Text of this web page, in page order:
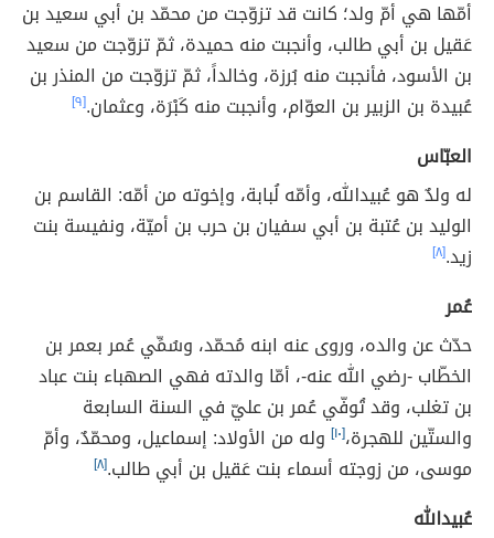
أمّها هي أمّ ولد؛ كانت قد تزوّجت من محمّد بن أبي سعيد بن
عَقيل بن أبي طالب، وأنجبت منه حميدة، ثمّ تزوّجت من سعيد
بن الأسود، فأنجبت منه بُرزة، وخالداً، ثمّ تزوّجت من المنذر بن
عُبيدة بن الزبير بن العوّام، وأنجبت منه كَبْرَة، وعثمان.[٩]
العبّاس
له ولدٌ هو عُبيدالله، وأمّه لُبابة، وإخوته من أمّه: القاسم بن
الوليد بن عُتبة بن أبي سفيان بن حرب بن أميّة، ونفيسة بنت
زيد.[٨]
عُمر
حدّث عن والده، وروى عنه ابنه مُحمّد، وسُمِّي عُمر بعمر بن
الخطّاب -رضي الله عنه-، أمّا والدته فهي الصهباء بنت عباد
بن تغلب، وقد تُوفّي عُمر بن عليّ في السنة السابعة
والستّين للهجرة،[١٠]
وله من الأولاد: إسماعيل، ومحمّدٌ، وأمّ
موسى، من زوجته أسماء بنت عَقيل بن أبي طالب.[٨]
عُبيدالله